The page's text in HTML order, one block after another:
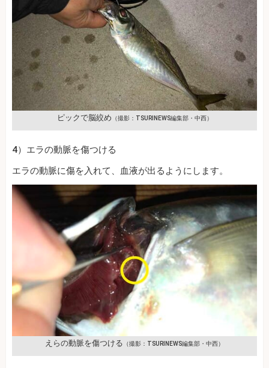
ピックで脳絞め （撮影：TSURINEWS編集部・中西）
4）エラの動脈を傷つける
エラの動脈に傷を入れて、血液が出るようにします。
えらの動脈を傷つける （撮影：TSURINEWS編集部・中西）